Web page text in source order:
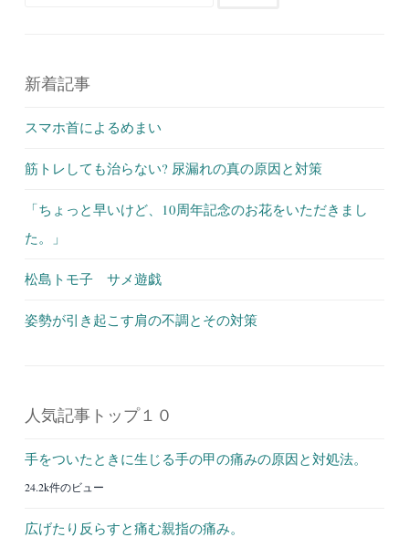
新着記事
スマホ首によるめまい
筋トレしても治らない? 尿漏れの真の原因と対策
「ちょっと早いけど、10周年記念のお花をいただきまし
た。」
松島トモ子 サメ遊戯
姿勢が引き起こす肩の不調とその対策
人気記事トップ１０
手をついたときに生じる手の甲の痛みの原因と対処法。
24.2k件のビュー
広げたり反らすと痛む親指の痛み。